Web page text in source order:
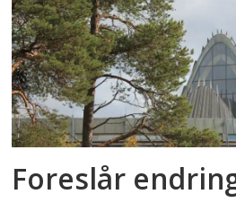
Foreslår